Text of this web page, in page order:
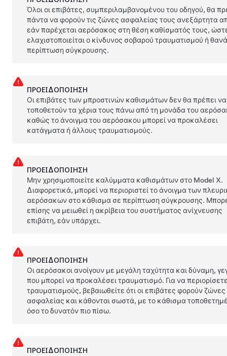
Όλοι οι επιβάτες, συμπεριλαμβανομένου του οδηγού, θα
πάντα να φορούν τις ζώνες ασφαλείας τους ανεξάρτητα
εάν παρέχεται αερόσακος στη θέση καθίσματός τους,
ελαχιστοποιείται ο κίνδυνος σοβαρού τραυματισμού ή
περίπτωση σύγκρουσης.
ΠΡΟΕΙΔΟΠΟΊΗΣΗ
Οι επιβάτες των μπροστινών καθισμάτων δεν θα πρέπει να
τοποθετούν τα χέρια τους πάνω από τη μονάδα του
καθώς το άνοιγμα του αερόσακου μπορεί να προκαλέσει
κατάγματα ή άλλους τραυματισμούς.
ΠΡΟΕΙΔΟΠΟΊΗΣΗ
Μην χρησιμοποιείτε καλύμματα καθισμάτων στο Model X.
Διαφορετικά, μπορεί να περιοριστεί το άνοιγμα των
αερόσακων στο κάθισμα σε περίπτωση σύγκρουσης.
επίσης να μειωθεί η ακρίβεια του συστήματος ανίχνευσης
επιβάτη, εάν υπάρχει.
ΠΡΟΕΙΔΟΠΟΊΗΣΗ
Οι αερόσακοι ανοίγουν με μεγάλη ταχύτητα και δύναμη,
που μπορεί να προκαλέσει τραυματισμό. Για να
τραυματισμούς, βεβαιωθείτε ότι οι επιβάτες φορούν ζώνες
ασφαλείας και κάθονται σωστά, με το κάθισμα
όσο το δυνατόν πιο πίσω.
ΠΡΟΕΙΔΟΠΟΊΗΣΗ